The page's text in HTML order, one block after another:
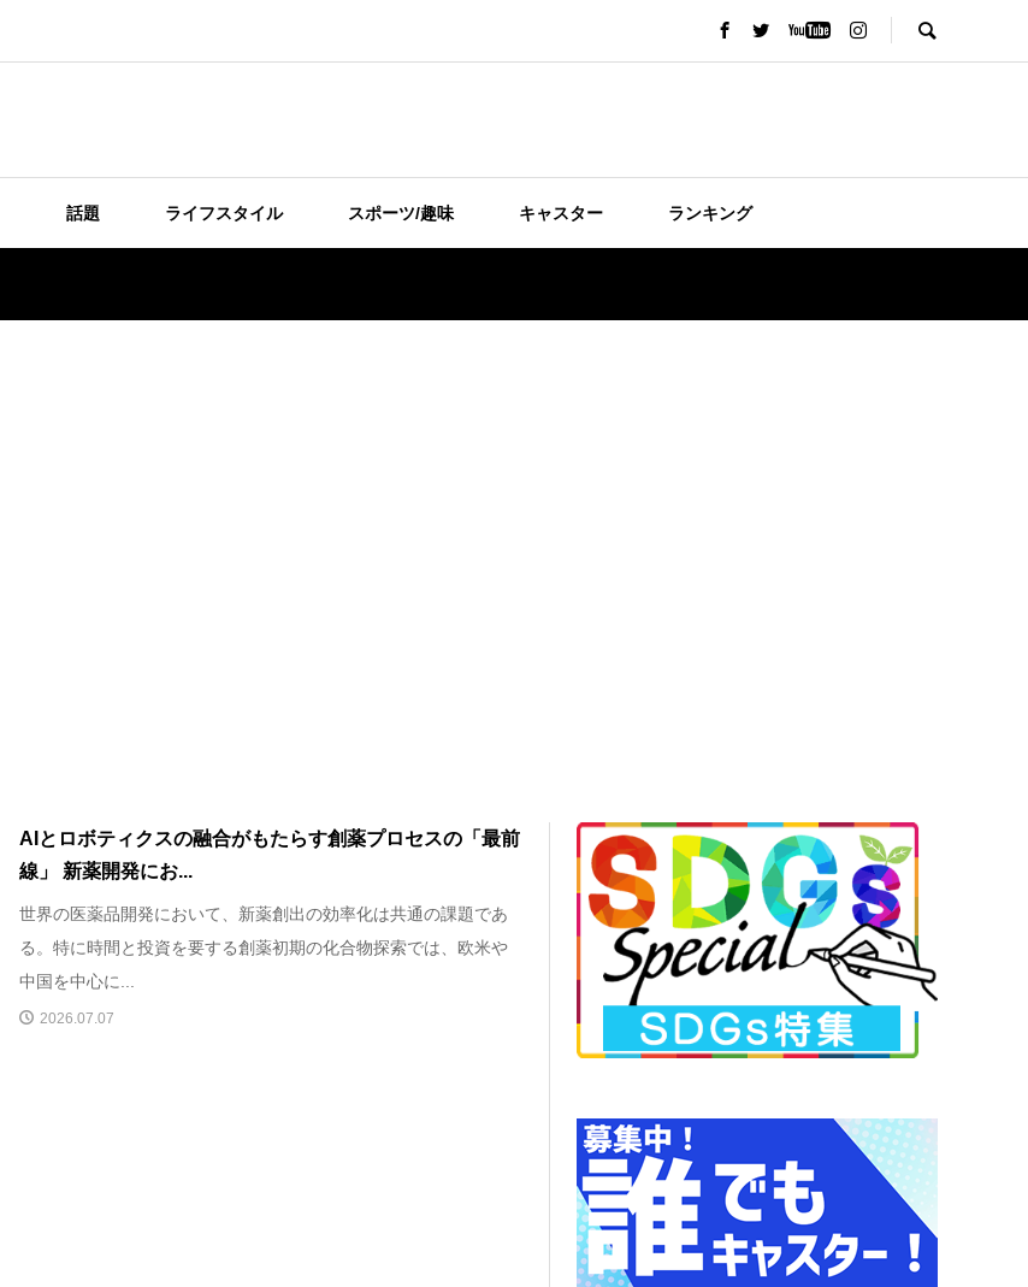
話題 ライフスタイル スポーツ/趣味 キャスター ランキング
AIとロボティクスの融合がもたらす創薬プロセスの「最前
線」 新薬開発にお...
世界の医薬品開発において、新薬創出の効率化は共通の課題であ
る。特に時間と投資を要する創薬初期の化合物探索では、欧米や
中国を中心に...
2026.07.07